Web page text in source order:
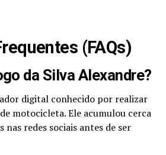
(FAQs)
da Silva Alexandre?
digital conhecido por realizar
motocicleta. Ele acumulou cerca
nas redes sociais antes de ser